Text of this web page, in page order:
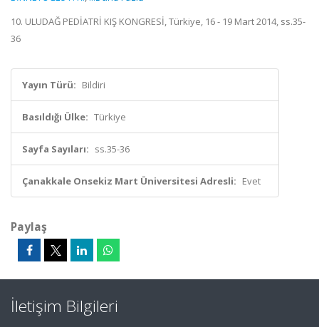
10. ULUDAĞ PEDİATRİ KIŞ KONGRESİ, Türkiye, 16 - 19 Mart 2014, ss.35-
36
Yayın Türü: Bildiri
Basıldığı Ülke: Türkiye
Sayfa Sayıları: ss.35-36
Çanakkale Onsekiz Mart Üniversitesi Adresli: Evet
Paylaş
İletişim Bilgileri